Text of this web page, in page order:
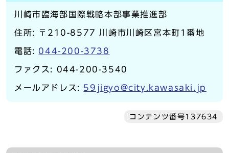
川崎市臨海部国際戦略本部事業推進部
住所: 〒210-8577 川崎市川崎区宮本町1番地
電話: 044-200-3738
ファクス: 044-200-3540
メールアドレス: 59jigyo@city.kawasaki.jp
コンテンツ番号137634